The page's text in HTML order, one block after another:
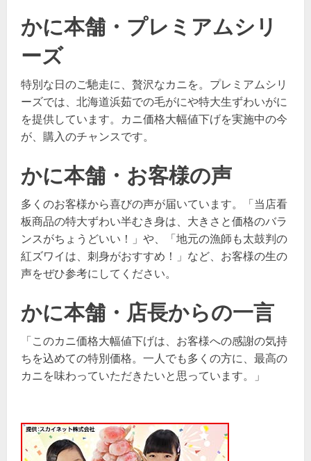
かに本舗・プレミアムシリ
ーズ
特別な日のご馳走に、贅沢なカニを。プレミアムシリ
ーズでは、北海道浜茹での毛がにや特大生ずわいがに
を提供しています。カニ価格大幅値下げを実施中の今
が、購入のチャンスです。
かに本舗・お客様の声
多くのお客様から喜びの声が届いています。「当店看
板商品の特大ずわい半むき身は、大きさと価格のバラ
ンスがちょうどいい！」や、「地元の漁師も太鼓判の
紅ズワイは、刺身がおすすめ！」など、お客様の生の
声をぜひ参考にしてください。
かに本舗・店長からの一言
「このカニ価格大幅値下げは、お客様への感謝の気持
ちを込めての特別価格。一人でも多くの方に、最高の
カニを味わっていただきたいと思っています。」